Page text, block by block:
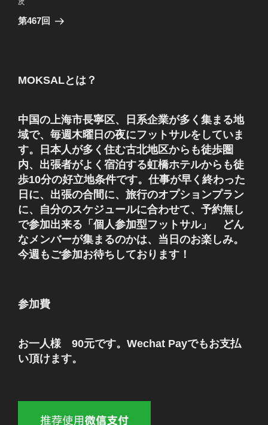
ゲ
ン
次
の
次
第467回
MOKSALとは？
中国の上海市長寧区、日系企業が多く集まる地
域で、毎週木曜日の夜にフットサルをしていま
す。日本人が多く住む古北地区からも徒歩圏
内、出張者がよく宿泊する虹橋ホテルからも徒
歩10分の好立地条件です。仕事が早く終わった
日に、出張の合間に、旅行のオプションプラン
に、自分のスケジュールに合わせて、予約無し
で参加出来る「個人参加型フットサル」 どん
なメンバーが集まるのかは、当日のお楽しみ。
今週もご参加お待ちしております！
参加費
お一人様 90元です。Wechat Payでもお支払
い頂けます。